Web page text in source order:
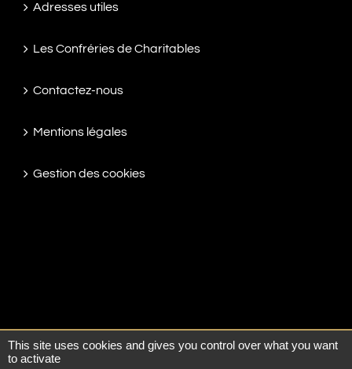
Adresses utiles
Les Confréries de Charitables
Contactez-nous
Mentions légales
Gestion des cookies
© Copyright 2016 -2026 | Pompes funèbres Crespel
This site uses cookies and gives you control over what you want
to activate